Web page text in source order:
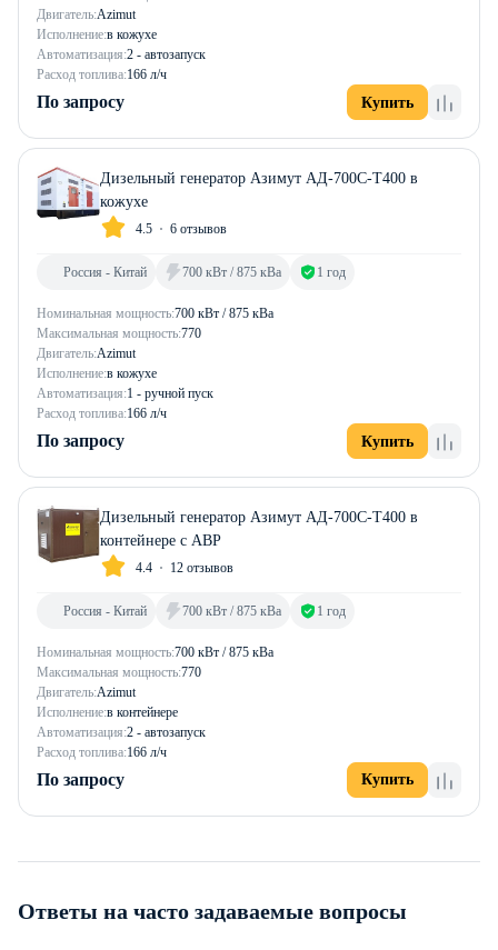
Двигатель:Azimut
Исполнение:в кожухе
Автоматизация:2 - автозапуск
Расход топлива:166 л/ч
По запросу Купить
Дизельный генератор Азимут АД-700С-Т400 в
кожухе
4.5 6 отзывов
Номинальная мощность:700 кВт / 875 кВа
Максимальная мощность:770
Двигатель:Azimut
Исполнение:в кожухе
Автоматизация:1 - ручной пуск
Расход топлива:166 л/ч
Россия - Китай 700 кВт / 875 кВа 1 год
По запросу Купить
Дизельный генератор Азимут АД-700С-Т400 в
контейнере с АВР
4.4 12 отзывов
Номинальная мощность:700 кВт / 875 кВа
Максимальная мощность:770
Двигатель:Azimut
Исполнение:в контейнере
Автоматизация:2 - автозапуск
Расход топлива:166 л/ч
Россия - Китай 700 кВт / 875 кВа 1 год
По запросу Купить
Ответы на часто задаваемые вопросы